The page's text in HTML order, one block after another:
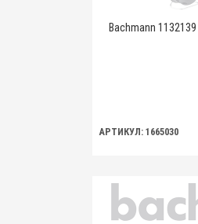
Bachmann 1132139
АРТИКУЛ: 1665030